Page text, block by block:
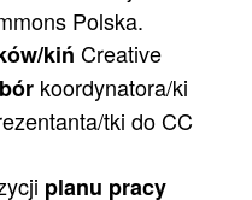
Polska.
kiń Creative
koordynatora/ki
tki do CC
planu pracy